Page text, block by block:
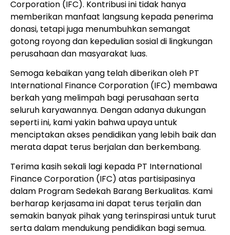
Corporation (IFC). Kontribusi ini tidak hanya
memberikan manfaat langsung kepada penerima
donasi, tetapi juga menumbuhkan semangat
gotong royong dan kepedulian sosial di lingkungan
perusahaan dan masyarakat luas.
Semoga kebaikan yang telah diberikan oleh PT
International Finance Corporation (IFC) membawa
berkah yang melimpah bagi perusahaan serta
seluruh karyawannya. Dengan adanya dukungan
seperti ini, kami yakin bahwa upaya untuk
menciptakan akses pendidikan yang lebih baik dan
merata dapat terus berjalan dan berkembang.
Terima kasih sekali lagi kepada PT International
Finance Corporation (IFC) atas partisipasinya
dalam Program Sedekah Barang Berkualitas. Kami
berharap kerjasama ini dapat terus terjalin dan
semakin banyak pihak yang terinspirasi untuk turut
serta dalam mendukung pendidikan bagi semua.